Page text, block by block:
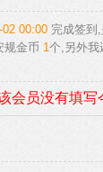
02 00:00 完成签到,
规金币 1个,另外我
会员没有填写